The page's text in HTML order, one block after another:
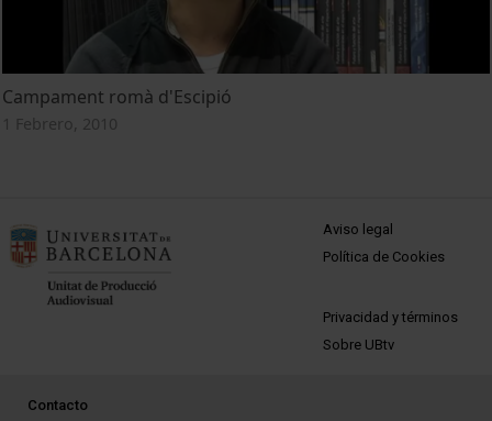
Campament romà d'Escipió
1 Febrero, 2010
MENÚ PEU 1
Aviso legal
Política de Cookies
PEU 2
Privacidad y términos
Sobre UBtv
PEU 3
Contacto